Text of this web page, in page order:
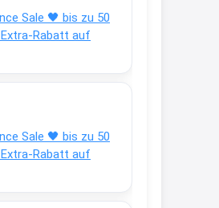
Sale 🖤 bis zu 50
Extra-Rabatt auf
Sale 🖤 bis zu 50
Extra-Rabatt auf
ab 28 Grad /siehe
unten
aufkleber-
7-Tage
Vitamine